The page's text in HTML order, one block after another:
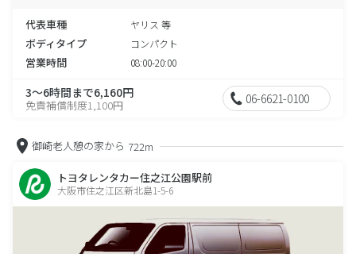
代表車種 ヤリス 等
ボディタイプ コンパクト
営業時間 08:00-20:00
3～6時間まで6,160円
免責補償制度1,100円 06-6621-0100
御崎老人憩の家から 722m
トヨタレンタカー住之江公園駅前
大阪市住之江区新北島1-5-6